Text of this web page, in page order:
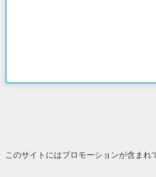
このサイトにはプロモーションが含まれ